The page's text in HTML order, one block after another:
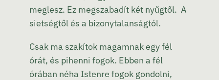
meglesz. Ez megszabadít két nyűgtől. A
sietségtől és a bizonytalanságtól.
Csak ma szakítok magamnak egy fél
órát, és pihenni fogok. Ebben a fél
órában néha Istenre fogok gondolni,